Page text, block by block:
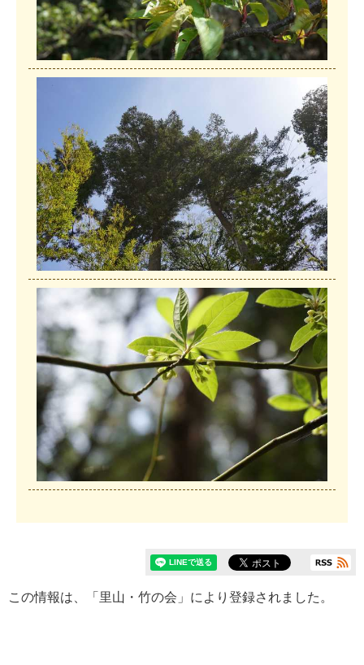
この情報は、「里山・竹の会」により登録されました。